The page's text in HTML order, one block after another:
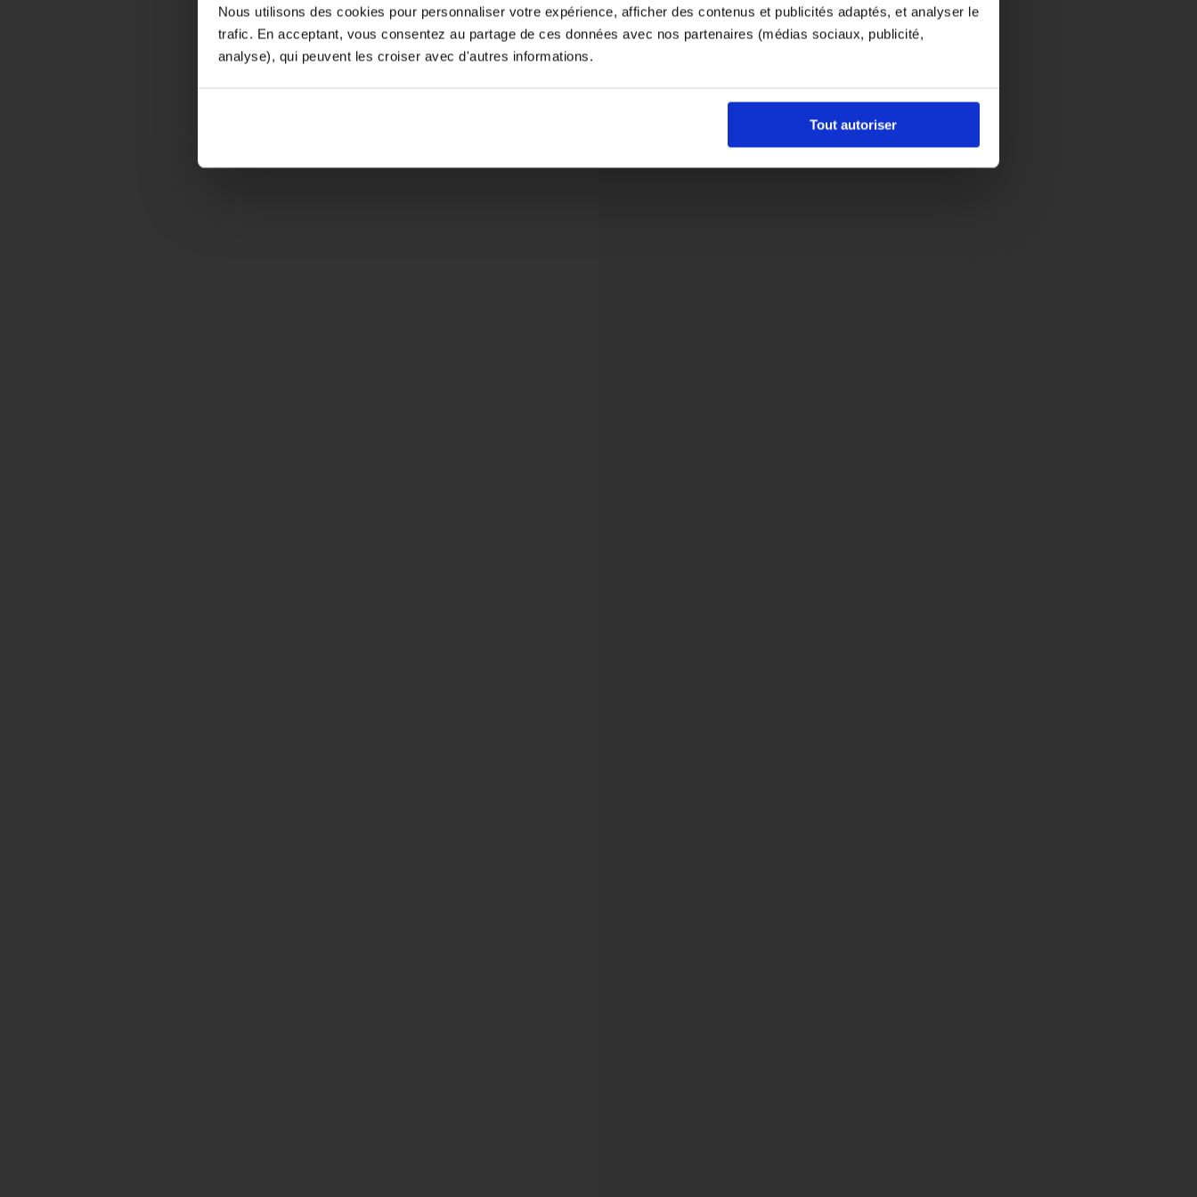
Nous utilisons des cookies pour personnaliser votre expérience, afficher des contenus et publicités adaptés, et analyser le
trafic. En acceptant, vous consentez au partage de ces données avec nos partenaires (médias sociaux, publicité,
analyse), qui peuvent les croiser avec d'autres informations.
Tout autoriser
D'ici là, si vous souhaitez le coloris noir, orientez-vous vers la matière "indispensable"